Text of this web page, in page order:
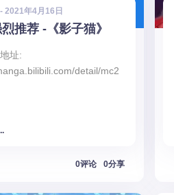
- 2021年4月16日
推荐 -《影子猫》
址:
detail/mc2
0评论 0分享